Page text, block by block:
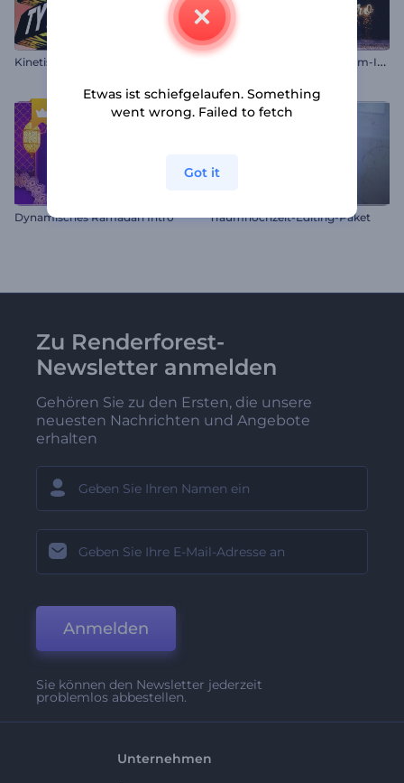
Kinetische Typografie Paket G
litzernder Weihnachtsbaum-Intro
Dynamisches Ramadan Intro Traumhochzeit-Editing-Paket
Zu Renderforest-
Newsletter anmelden
Gehören Sie zu den Ersten, die unsere
neuesten Nachrichten und Angebote
erhalten
Anmelden
Sie können den Newsletter jederzeit
problemlos abbestellen.
Unternehmen
Etwas ist schiefgelaufen. Something
went wrong. Failed to fetch
Got it